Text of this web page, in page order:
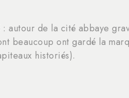
autour de la cité abbaye
beaucoup ont gardé la
historiés).